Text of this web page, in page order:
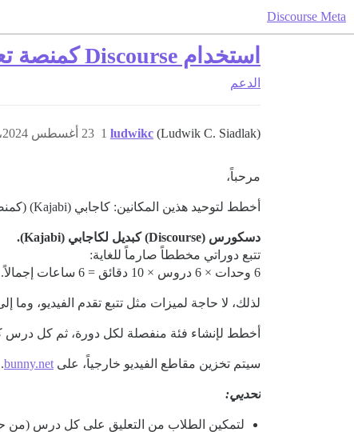
Discourse Meta
استخدام Discourse كمنصة تعلم
الدعم
ludwikc (Ludwik C. Siadlak) 23 أغسطس 2024، 10:21ص 1
مرحباً،
أخطط لتوحيد هذين المكانين: كاجابي (Kajabi) (كمنصة فيديو لدوراتي) ونوتشن (Notion) (كقاعدة معرفية/ويكي).
دسكورس (Discourse) كبديل لكاجابي (Kajabi).
تتبع دوراتي مخططاً صارماً للغاية:
6 وحدات × 6 دروس × 10 دقائق = 6 ساعات إجمالاً.
لذلك، لا حاجة لميزات مثل تتبع تقدم الفيديو، وما
أخطط لإنشاء فئة منفصلة لكل دورة، ثم كل
سيتم تخزين مقاطع الفيديو خارجياً، على bunny.net
.
تحديي:
لتمكين الطلاب من التعليق على كل درس (من